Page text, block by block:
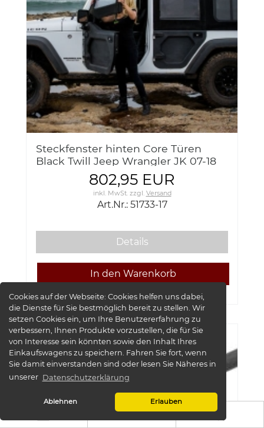
Cookies auf der Webseite:Cookies helfen uns dabei,
die Dienste für Sie bestmöglich bereit zu stellen. Wir
setzen Cookies ein, um Ihre Benutzererfahrung zu
verbessern, Ihnen Produkte vorzustellen, die für Sie
von Interesse sein könnten sowie den Inhalt Ihres
Einkaufswagens zu speichern. Fahren Sie fort, wenn
Sie damit einverstanden sind oder lesen Sie Näheres in
unserer Datenschutzerklärung
Ablehnen Erlauben
Steckfenster hinten Core Türen
Black Twill Jeep Wrangler JK 07-18
Bestop 51733-17 Upper Half Doors
Core Doors rear802,95 EUR
inkl. MwSt.zzgl. Versand
Art.Nr.: 51733-17
Details
-45%